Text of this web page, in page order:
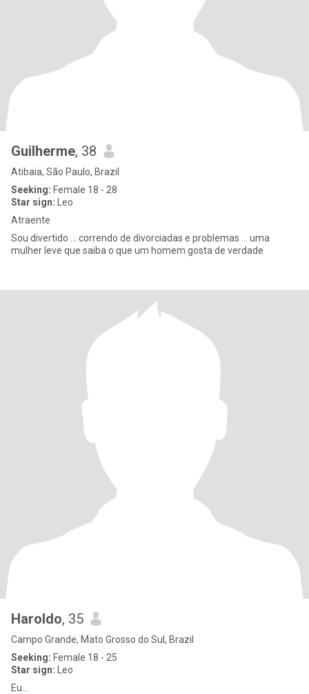
Guilherme, 38
Atibaia, São Paulo, Brazil
Seeking: Female 18 - 28
Star sign: Leo
Atraente
Sou divertido ... correndo de divorciadas e problemas ... uma
mulher leve que saiba o que um homem gosta de verdade
Haroldo, 35
Campo Grande, Mato Grosso do Sul, Brazil
Seeking: Female 18 - 25
Star sign: Leo
Eu...